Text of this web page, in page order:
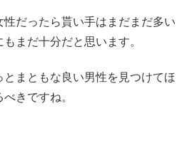
だったら貰い手はまだまだ多い
まだ十分だと思います。
まともな良い男性を見つけてほ
きですね。